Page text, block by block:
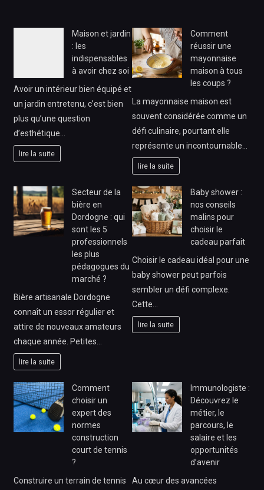
Maison et jardin
: les
indispensables
à avoir chez soi
Avoir un intérieur bien équipé et
un jardin entretenu, c’est bien
plus qu’une question
d’esthétique…
lire la suite
Comment
réussir une
mayonnaise
maison à tous
les coups ?
La mayonnaise maison est
souvent considérée comme un
défi culinaire, pourtant elle
représente un incontournable…
lire la suite
Secteur de la
bière en
Dordogne : qui
sont les 5
professionnels
les plus
pédagogues du
marché ?
Bière artisanale Dordogne
connaît un essor régulier et
attire de nouveaux amateurs
chaque année. Petites…
lire la suite
Baby shower :
nos conseils
malins pour
choisir le
cadeau parfait
Choisir le cadeau idéal pour une
baby shower peut parfois
sembler un défi complexe.
Cette…
lire la suite
Comment
choisir un
expert des
normes
construction
court de tennis
?
Construire un terrain de tennis
Immunologiste :
Découvrez le
métier, le
parcours, le
salaire et les
opportunités
d’avenir
Au cœur des avancées